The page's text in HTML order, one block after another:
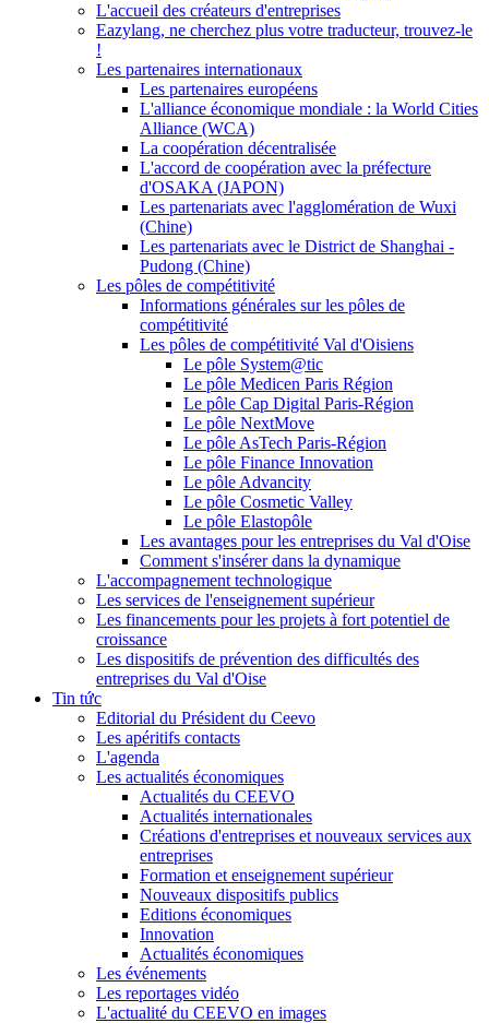
L'accueil des créateurs d'entreprises
Eazylang, ne cherchez plus votre traducteur, trouvez-le
!
Les partenaires internationaux
Les partenaires européens
L'alliance économique mondiale : la World Cities
Alliance (WCA)
La coopération décentralisée
L'accord de coopération avec la préfecture
d'OSAKA (JAPON)
Les partenariats avec l'agglomération de Wuxi
(Chine)
Les partenariats avec le District de Shanghai -
Pudong (Chine)
Les pôles de compétitivité
Informations générales sur les pôles de
compétitivité
Les pôles de compétitivité Val d'Oisiens
Le pôle System@tic
Le pôle Medicen Paris Région
Le pôle Cap Digital Paris-Région
Le pôle NextMove
Le pôle AsTech Paris-Région
Le pôle Finance Innovation
Le pôle Advancity
Le pôle Cosmetic Valley
Le pôle Elastopôle
Les avantages pour les entreprises du Val d'Oise
Comment s'insérer dans la dynamique
L'accompagnement technologique
Les services de l'enseignement supérieur
Les financements pour les projets à fort potentiel de
croissance
Les dispositifs de prévention des difficultés des
entreprises du Val d'Oise
Tin tức
Editorial du Président du Ceevo
Les apéritifs contacts
L'agenda
Les actualités économiques
Actualités du CEEVO
Actualités internationales
Créations d'entreprises et nouveaux services aux
entreprises
Formation et enseignement supérieur
Nouveaux dispositifs publics
Editions économiques
Innovation
Actualités économiques
Les événements
Les reportages vidéo
L'actualité du CEEVO en images